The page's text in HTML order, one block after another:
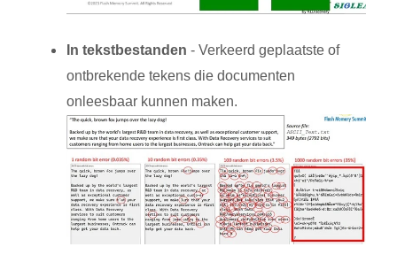
In tekstbestanden - Verkeerd geplaatste of
ontbrekende tekens die documenten
onleesbaar kunnen maken.